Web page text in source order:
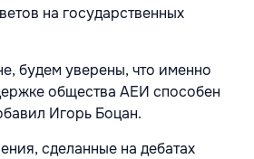
на государственных
будем уверены, что именно
общества АЕИ способен
Игорь Боцан.
сделанные на дебатах